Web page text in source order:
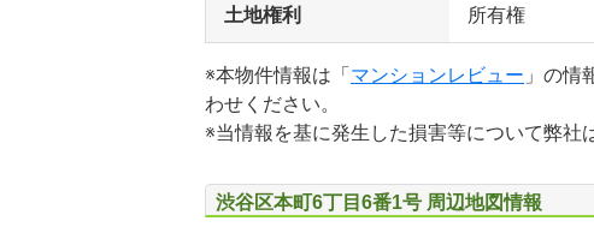
土地権利 所有権
※本物件情報は「 マンションレビュー 」の情
わせください。
※当情報を基に発生した損害等について弊社
渋谷区本町6丁目6番1号 周辺地図情報